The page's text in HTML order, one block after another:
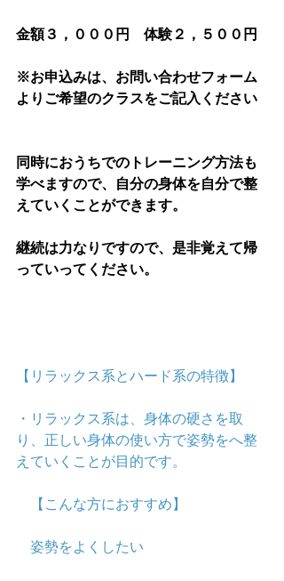
金額３，０００円　体験２，５００円
※お申込みは、お問い合わせフォーム
よりご希望のクラスをご記入ください
同時におうちでのトレーニング方法も
学べますので、自分の身体を自分で整
えていくことができます。
継続は力なりですので、是非覚えて帰
っていってください。
【リラックス系とハード系の特徴】
・リラックス系は、身体の硬さを取
り、正しい身体の使い方で姿勢をへ整
えていくことが目的です。
【こんな方におすすめ】
姿勢をよくしたい